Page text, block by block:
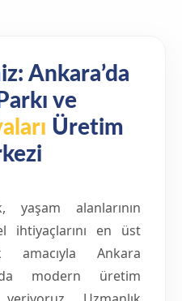
Ankara’da
ve
Üretim
yaşam alanlarının
ihtiyaçlarını en üst
amacıyla Ankara
modern üretim